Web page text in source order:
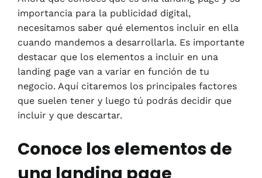
importancia para la publicidad digital,
necesitamos saber qué elementos incluir en ella
cuando mandemos a desarrollarla. Es importante
destacar que los elementos a incluir en una
landing page van a variar en función de tu
negocio. Aquí citaremos los principales factores
que suelen tener y luego tú podrás decidir que
incluir y que descartar.
Conoce los elementos de